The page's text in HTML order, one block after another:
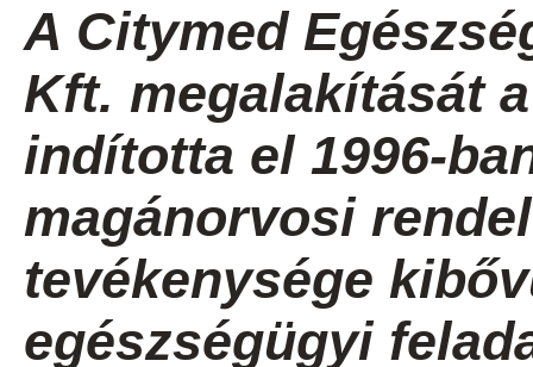
A Citymed
Kft. megalakítását
indította el 1996-
magánorvosi
tevékenysége
egészségügyi